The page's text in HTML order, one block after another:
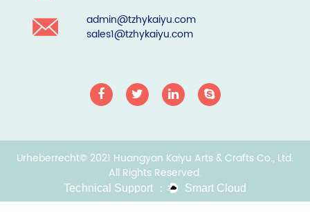
admin@tzhykaiyu.com
sales1@tzhykaiyu.com
Urheberrecht© 2021 Huangyan Kaiyu Arts & Crafts Co., Ltd.
All Rights Reserved.